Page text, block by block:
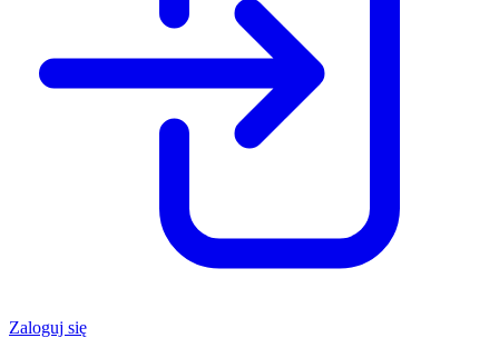
Zaloguj się